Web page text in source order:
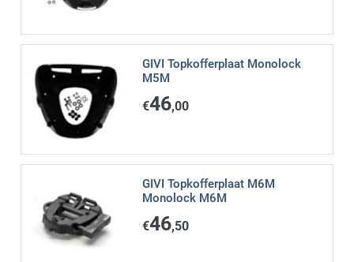
GIVI Topkofferplaat Monolock
M5M
€46,00
GIVI Topkofferplaat M6M
Monolock M6M
€46,50